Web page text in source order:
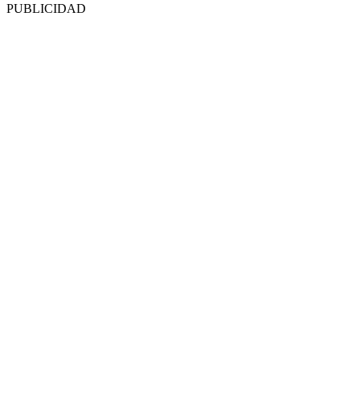
PUBLICIDAD